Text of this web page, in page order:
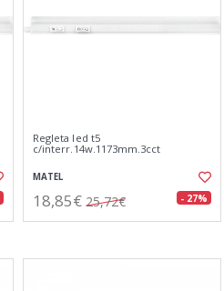
Regleta led t5
c/interr.14w.1173mm.3cct
MATEL
18,85€ 25,72€ - 27%